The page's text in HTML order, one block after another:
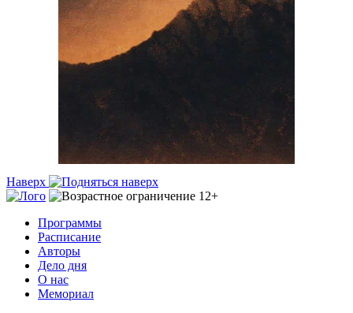
Наверх
Программы
Расписание
Авторы
Дело дня
О нас
Мемориал